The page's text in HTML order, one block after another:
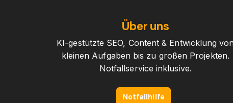
Über uns
KI-gestützte SEO, Content & Entwicklung
kleinen Aufgaben bis zu großen Projekten.
Notfallservice inklusive.
Notfallhilfe